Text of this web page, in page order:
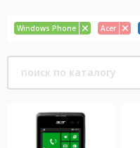
Windows Phone Acer